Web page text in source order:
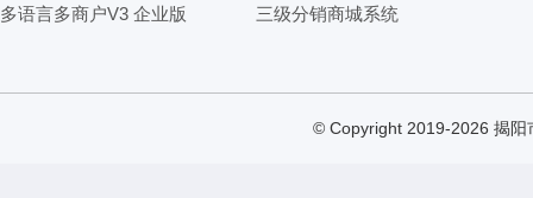
多语言多商户V3 企业版 三级分销商城系统
© Copyright 2019-2026 揭阳